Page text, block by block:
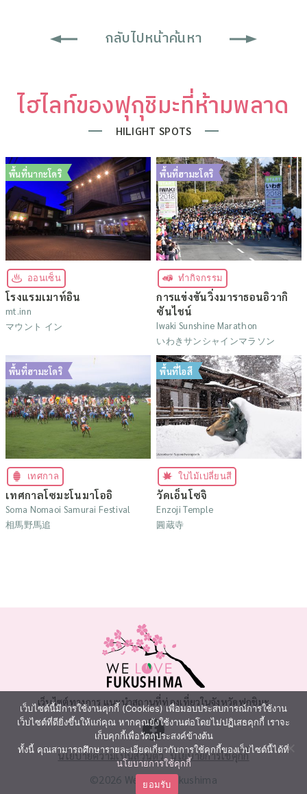
กลับไปหน้าค้นหา
ไฮไลท์ของฟุกุชิมะที่ห้ามพลาด
HILIGHT SPOTS
พื้นที่นากะโดริ
ออนเซ็น
โรงแรมเมาท์อิน
mt.inn
マウント イン
พื้นที่ฮามะโดริ
ทำกิจกรรม
การแข่งขันวิ่งมาราธอนอิวากิ
ซันไชน์
Iwaki Sunshine Marathon
いわきサンシャインマラソン
พื้นที่ฮามะโดริ
เทศกาล
เทศกาลโซมะโนมาโออิ
Soma Nomaoi Samurai Festival
相馬野馬追
พื้นที่ไอสึ
ใบไม้เปลี่ยนสี
วัดเอ็นโซจิ
Enzoji Temple
圓蔵寺
เว็บไซต์ทางการ แนะนำสถานที่ท่องเที่ยวในจังหวัดฟุกุชิมะ
นโยบายความเป็นส่วนตัว นโยบายการใช้คุกกี้
©2026 We Love Fukushima
เว็บไซต์นี้มีการใช้งานคุกกี้ (Cookies) เพื่อมอบประสบการณ์การใช้งาน
เว็บไซต์ที่ดียิ่งขึ้นให้แก่คุณ หากคุณยังใช้งานต่อโดยไม่ปฏิเสธคุกกี้ เราจะ
เก็บคุกกี้เพื่อวัตถุประสงค์ข้างต้น
ทั้งนี้ คุณสามารถศึกษารายละเอียดเกี่ยวกับการใช้คุกกี้ของเว็บไซต์นี้ได้ที่
นโยบายการใช้คุกกี้
ยอมรับ